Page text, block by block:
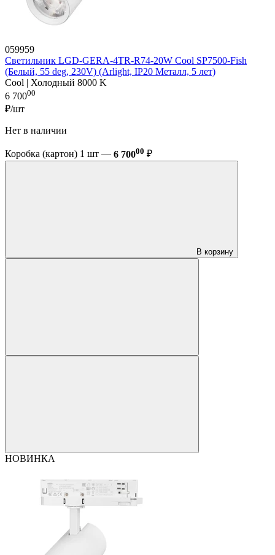
059959
Светильник LGD-GERA-4TR-R74-20W Cool SP7500-Fish
(Белый, 55 deg, 230V) (Arlight, IP20 Металл, 5 лет)
Cool | Холодный 8000 K
6 70000
₽/шт
Нет в наличии
Коробка (картон) 1 шт — 6 70000 ₽
В корзину
НОВИНКА